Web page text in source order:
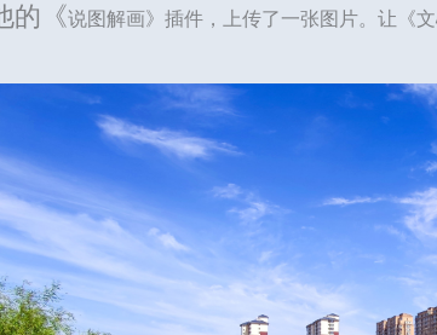
的《说图解画》插件，上传了一张图片。让《